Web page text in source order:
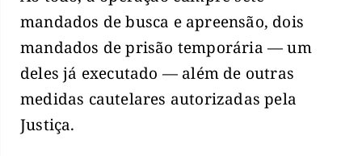
mandados de busca e apreensão, dois
mandados de prisão temporária — um
deles já executado — além de outras
medidas cautelares autorizadas pela
Justiça.